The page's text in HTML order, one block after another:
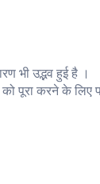
भी उद्भव हुई है ।
पूरा करने के लिए